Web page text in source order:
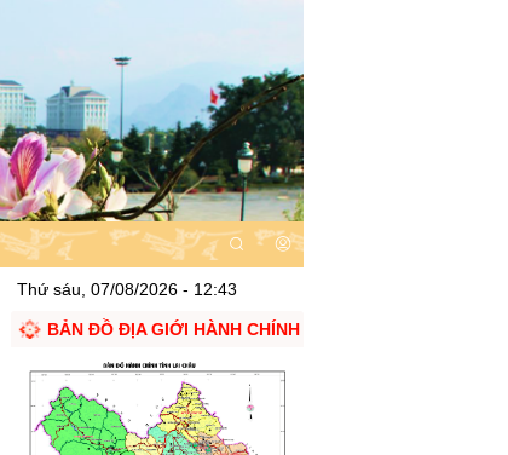
Thứ sáu, 07/08/2026 - 12:43
BẢN ĐỒ ĐỊA GIỚI HÀNH CHÍNH